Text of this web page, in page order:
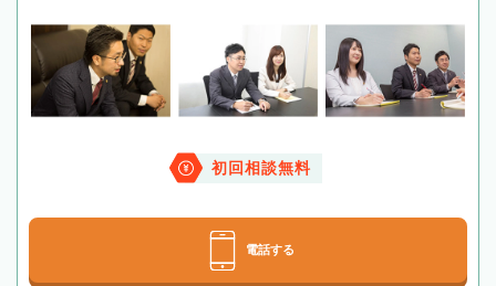
初回相談無料
電話する